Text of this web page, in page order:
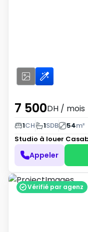
7 500DH / mois
1CH 1SDB 54m²
Studio à louer
Appeler
Vérifié par agenz